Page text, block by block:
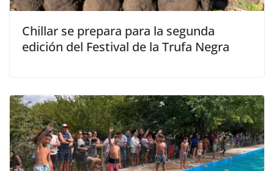
Chillar se prepara para la segunda
edición del Festival de la Trufa Negra